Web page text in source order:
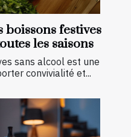
boissons festives
les saisons
sans alcool est une
convivialité et...